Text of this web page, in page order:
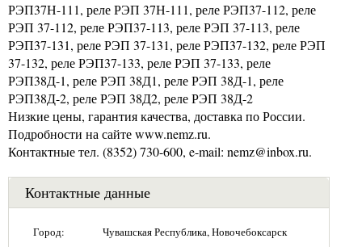
РЭП37Н-111, реле РЭП 37Н-111, реле РЭП37-112, реле
РЭП 37-112, реле РЭП37-113, реле РЭП 37-113, реле
РЭП37-131, реле РЭП 37-131, реле РЭП37-132, реле РЭП
37-132, реле РЭП37-133, реле РЭП 37-133, реле
РЭП38Д-1, реле РЭП 38Д1, реле РЭП 38Д-1, реле
РЭП38Д-2, реле РЭП 38Д2, реле РЭП 38Д-2
Низкие цены, гарантия качества, доставка по России.
Подробности на сайте www.nemz.ru.
Контактные тел. (8352) 730-600, e-mail: nemz@inbox.ru.
Контактные данные
Город: Чувашская Республика, Новочебоксарск